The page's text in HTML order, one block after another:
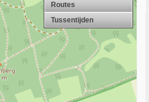
Routes
Tussentijden